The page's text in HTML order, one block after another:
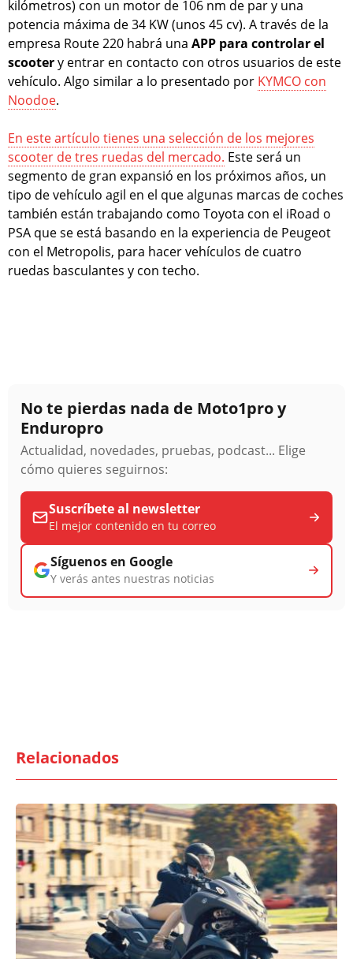
kilómetros) con un motor de 106 nm de par y una
potencia máxima de 34 KW (unos 45 cv). A través de la
empresa Route 220 habrá una APP para controlar el
scootery entrar en contacto con otros usuarios de este
vehículo. Algo similar a lo presentado por KYMCO con
Noodoe.
En este artículo tienes una selección de los mejores
scooter de tres ruedas del mercado. Este será un
segmento de gran expansió en los próximos años, un
tipo de vehículo agil en el que algunas marcas de coches
también están trabajando como Toyota con el iRoad o
PSA que se está basando en la experiencia de Peugeot
con el Metropolis, para hacer vehículos de cuatro
ruedas basculantes y con techo.
No te pierdas nada de Moto1pro y
Enduropro
Actualidad, novedades, pruebas, podcast... Elige
cómo quieres seguirnos:
Suscríbete al newsletter
El mejor contenido en tu correo
Síguenos en Google
Y verás antes nuestras noticias
Relacionados